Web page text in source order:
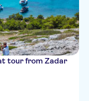
tour from Zadar